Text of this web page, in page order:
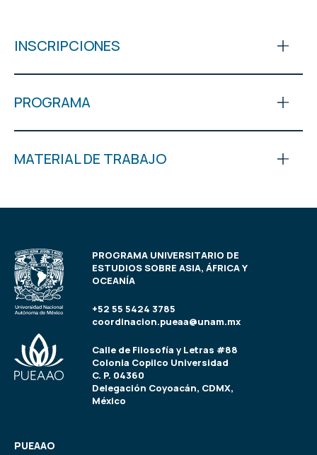
INSCRIPCIONES
PROGRAMA
MATERIAL DE TRABAJO
PROGRAMA UNIVERSITARIO DE
ESTUDIOS SOBRE ASIA, ÁFRICA Y
OCEANÍA
+52 55 5424 3785
coordinacion.pueaa@unam.mx
Calle de Filosofía y Letras #88
Colonia Copilco Universidad
C. P. 04360
Delegación Coyoacán, CDMX,
México
PUEAAO